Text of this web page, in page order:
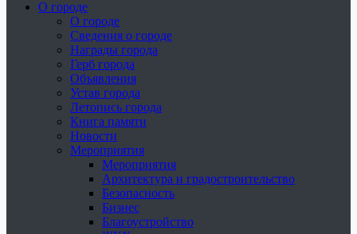
О городе
О городе
Сведения о городе
Награды города
Герб города
Объявления
Устав города
Летопись города
Книга памяти
Новости
Мероприятия
Мероприятия
Архитектура и градостроительство
Безопасность
Бизнес
Благоустройство